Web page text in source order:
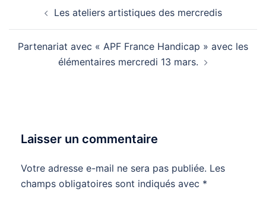
d’articleLes ateliers artistiques des mercredis
Partenariat avec « APF France Handicap » avec les
élémentaires mercredi 13 mars.
Laisser un commentaire
Votre adresse e-mail ne sera pas publiée. Les
champs obligatoires sont indiqués avec *